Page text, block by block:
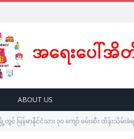
ABOUT US
တွင် မြန်မာနိုင်ငံသား ၃၀ ကျော် ဖမ်းဆီး ထိန်းသိမ်းခံရ